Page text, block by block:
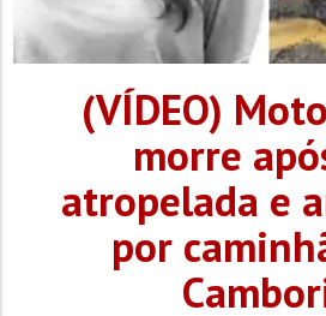
(VÍDEO)
morre
atropelada e
por